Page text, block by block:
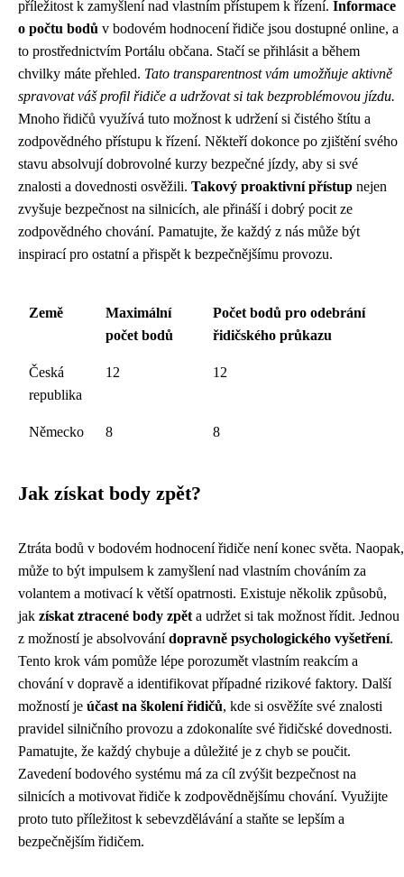
příležitost k zamyšlení nad vlastním přístupem k řízení. Informace
o počtu bodů v bodovém hodnocení řidiče jsou dostupné online, a
to prostřednictvím Portálu občana. Stačí se přihlásit a během
chvilky máte přehled. Tato transparentnost vám umožňuje aktivně
spravovat váš profil řidiče a udržovat si tak bezproblémovou jízdu.
Mnoho řidičů využívá tuto možnost k udržení si čistého štítu a
zodpovědného přístupu k řízení. Někteří dokonce po zjištění svého
stavu absolvují dobrovolné kurzy bezpečné jízdy, aby si své
znalosti a dovednosti osvěžili. Takový proaktivní přístup nejen
zvyšuje bezpečnost na silnicích, ale přináší i dobrý pocit ze
zodpovědného chování. Pamatujte, že každý z nás může být
inspirací pro ostatní a přispět k bezpečnějšímu provozu.
Země
Maximální
počet bodů
Počet bodů pro odebrání
řidičského průkazu
Česká
republika
12 12
Německo 8 8
Jak získat body zpět?
Ztráta bodů v bodovém hodnocení řidiče není konec světa. Naopak,
může to být impulsem k zamyšlení nad vlastním chováním za
volantem a motivací k větší opatrnosti. Existuje několik způsobů,
jak získat ztracené body zpět a udržet si tak možnost řídit. Jednou
z možností je absolvovánídopravně psychologického vyšetření.
Tento krok vám pomůže lépe porozumět vlastním reakcím a
chování v dopravě a identifikovat případné rizikové faktory. Další
možností je účast na školení řidičů, kde si osvěžíte své znalosti
pravidel silničního provozu a zdokonalíte své řidičské dovednosti.
Pamatujte, že každý chybuje a důležité je z chyb se poučit.
Zavedení bodového systému má za cíl zvýšit bezpečnost na
silnicích a motivovat řidiče k zodpovědnějšímu chování. Využijte
proto tuto příležitost k sebevzdělávání a staňte se lepším a
bezpečnějším řidičem.